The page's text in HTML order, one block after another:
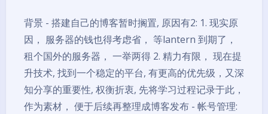
背景 - 搭建自己的博客暂时搁置, 原因有2: 1. 现实原
因， 服务器的钱也得考虑省， 等lantern 到期了，
租个国外的服务器， 一举两得 2. 精力有限， 现在提
升技术, 找到一个稳定的平台, 有更高的优先级，又深
知分享的重要性, 权衡折衷, 先将学习过程记录于此，
作为素材， 便于后续再整理成博客发布 - 帐号管理: